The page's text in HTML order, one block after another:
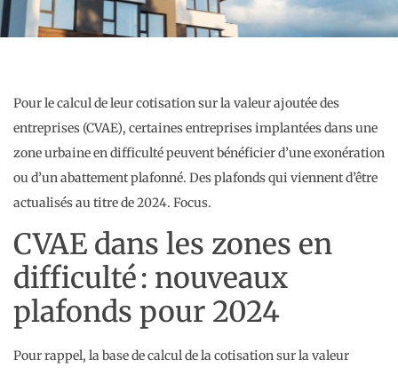
Pour le calcul de leur cotisation sur la valeur ajoutée des
entreprises (CVAE), certaines entreprises implantées dans une
zone urbaine en difficulté peuvent bénéficier d’une exonération
ou d’un abattement plafonné. Des plafonds qui viennent d’être
actualisés au titre de 2024. Focus.
CVAE dans les zones en
difficulté : nouveaux
plafonds pour 2024
Pour rappel, la base de calcul de la cotisation sur la valeur